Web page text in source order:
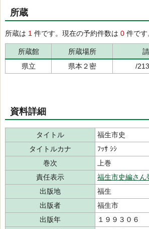
所蔵
所蔵は 1 件です。現在の予約件数は 0 件です
所蔵館 所蔵場所
県立
県本２密 /
資料詳細
タイトル
福生市史
タイトルカナ
ﾌｯｻ ｼｼ
巻次
上巻
責任表示
福生市史編さん
出版地
福生
出版者
福生市
出版年
１９９３０６